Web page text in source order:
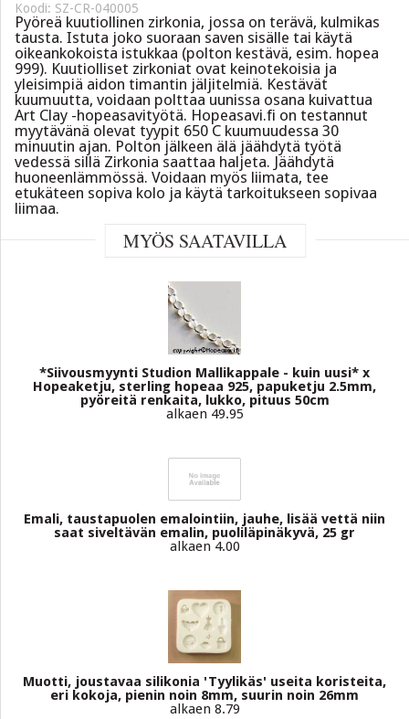
Koodi: SZ-CR-040005
Pyöreä kuutiollinen zirkonia, jossa on terävä, kulmikas
tausta. Istuta joko suoraan saven sisälle tai käytä
oikeankokoista istukkaa (polton kestävä, esim. hopea
999). Kuutiolliset zirkoniat ovat keinotekoisia ja
yleisimpiä aidon timantin jäljitelmiä. Kestävät
kuumuutta, voidaan polttaa uunissa osana kuivattua
Art Clay -hopeasavityötä. Hopeasavi.fi on testannut
myytävänä olevat tyypit 650 C kuumuudessa 30
minuutin ajan. Polton jälkeen älä jäähdytä työtä
vedessä sillä Zirkonia saattaa haljeta. Jäähdytä
huoneenlämmössä. Voidaan myös liimata, tee
etukäteen sopiva kolo ja käytä tarkoitukseen sopivaa
liimaa.
MYÖS SAATAVILLA
*Siivousmyynti Studion Mallikappale - kuin uusi* x
Hopeaketju, sterling hopeaa 925, papuketju 2.5mm,
pyöreitä renkaita, lukko, pituus 50cm
alkaen 49.95
Emali, taustapuolen emalointiin, jauhe, lisää vettä niin
saat siveltävän emalin, puoliläpinäkyvä, 25 gr
alkaen 4.00
Muotti, joustavaa silikonia 'Tyylikäs' useita koristeita,
eri kokoja, pienin noin 8mm, suurin noin 26mm
alkaen 8.79